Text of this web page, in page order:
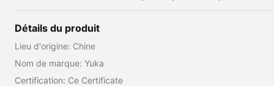
Détails du produit
Lieu d'origine: Chine
Nom de marque: Yuka
Certification: Ce Certificate